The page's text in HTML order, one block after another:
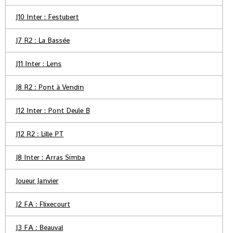
J10 Inter : Festubert
J7 R2 : La Bassée
J11 Inter : Lens
J8 R2 : Pont à Vendin
J12 Inter : Pont Deule B
J12 R2 : Lille PT
J8 Inter : Arras Simba
Joueur Janvier
J2 FA : Flixecourt
J3 FA : Beauval